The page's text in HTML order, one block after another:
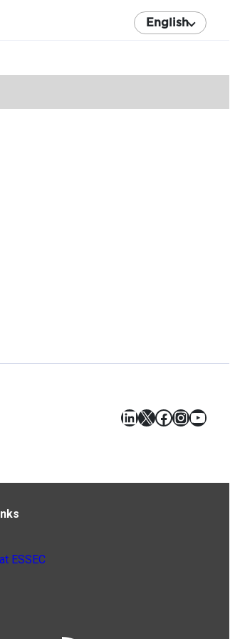
English
LinkedIn
X Facebook
ESSEC